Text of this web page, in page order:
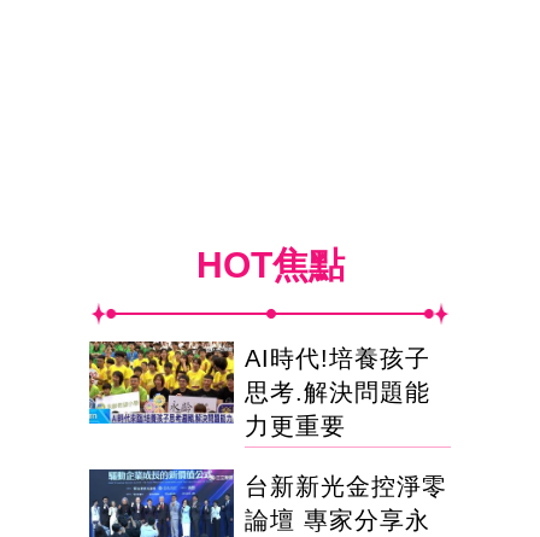
HOT焦點
AI時代!培養孩子
思考.解決問題能
力更重要
台新新光金控淨零
論壇 專家分享永